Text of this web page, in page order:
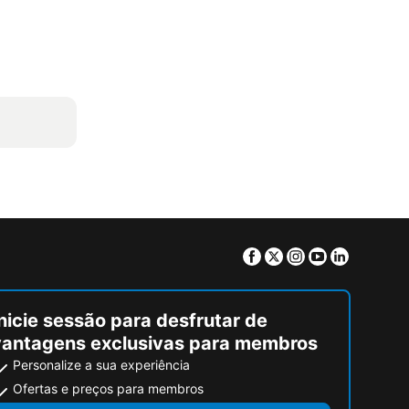
Facebook
TwitterInstagram
Youtube
sessão para desfrutar de
exclusivas para membros
Personalize a sua experiência
Ofertas e preços para membros